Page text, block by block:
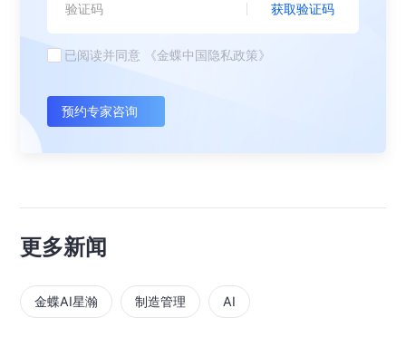
获取验证码
已阅读并同意 《金蝶中国隐私政策》
预约专家咨询
更多新闻
金蝶AI星瀚 制造管理 AI